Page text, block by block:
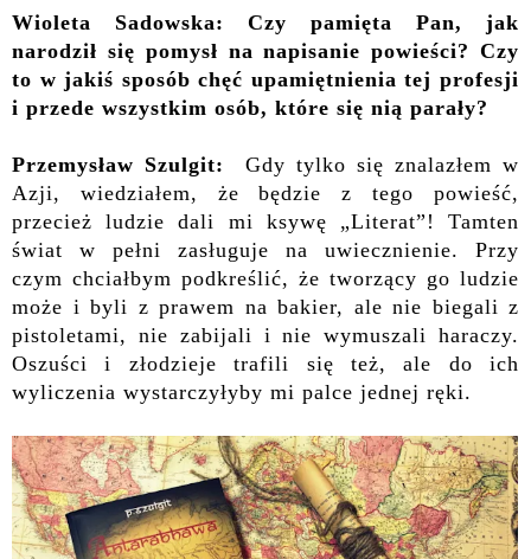
Wioleta Sadowska: Czy pamięta Pan, jak
narodził się pomysł na napisanie powieści? Czy
to w jakiś sposób chęć upamiętnienia tej profesji
i przede wszystkim osób, które się nią parały?
Przemysław Szulgit: Gdy tylko się znalazłem w
Azji, wiedziałem, że będzie z tego powieść,
przecież ludzie dali mi ksywę „Literat”! Tamten
świat w pełni zasługuje na uwiecznienie. Przy
czym chciałbym podkreślić, że tworzący go ludzie
może i byli z prawem na bakier, ale nie biegali z
pistoletami, nie zabijali i nie wymuszali haraczy.
Oszuści i złodzieje trafili się też, ale do ich
wyliczenia wystarczyłyby mi palce jednej ręki.